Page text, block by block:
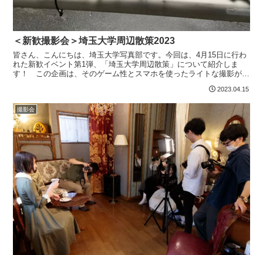
＜新歓撮影会＞埼玉大学周辺散策2023
皆さん、こんにちは、埼玉大学写真部です。今回は、4月15日に行わ
れた新歓イベント第1弾、「埼玉大学周辺散策」について紹介しま
す！ この企画は、そのゲーム性とスマホを使ったライトな撮影が特
2023.04.15
撮影会